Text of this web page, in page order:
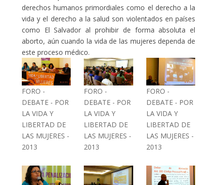
derechos humanos primordiales como el derecho a la
vida y el derecho a la salud son violentados en países
como El Salvador al prohibir de forma absoluta el
aborto, aún cuando la vida de las mujeres dependa de
este proceso médico.
FORO -
DEBATE - POR
LA VIDA Y
LIBERTAD DE
LAS MUJERES -
2013
FORO -
DEBATE - POR
LA VIDA Y
LIBERTAD DE
LAS MUJERES -
2013
FORO -
DEBATE - POR
LA VIDA Y
LIBERTAD DE
LAS MUJERES -
2013